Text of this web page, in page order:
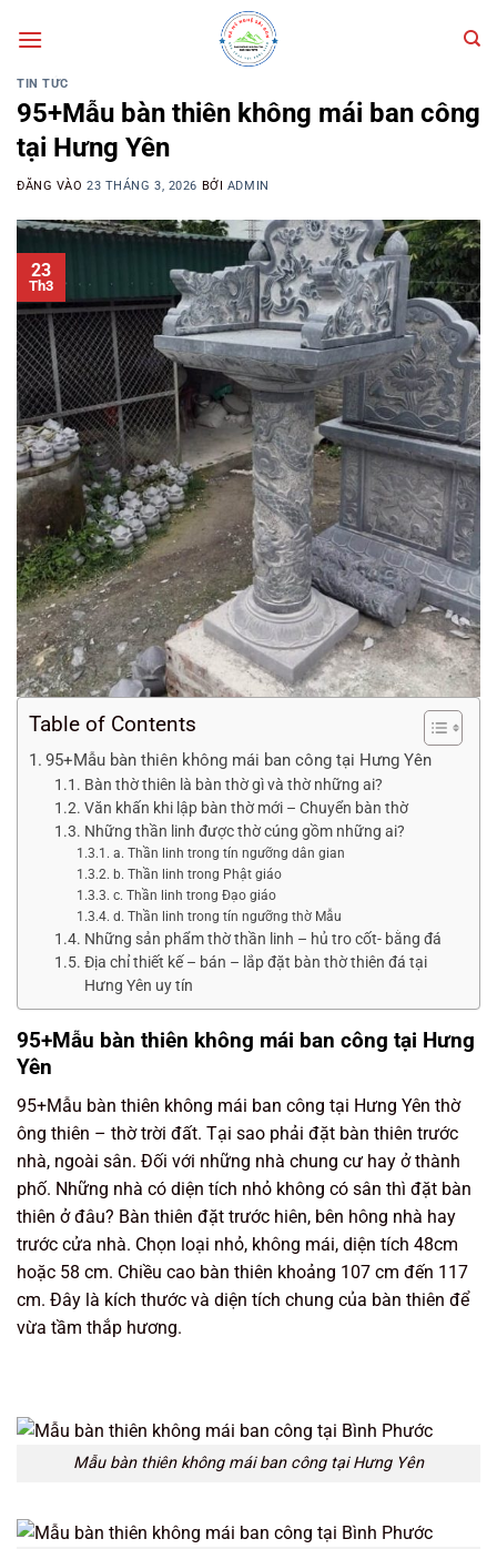
qua
TIN TỨC
95+Mẫu bàn thiên không mái ban công
tại Hưng Yên
ĐĂNG VÀO23 THÁNG 3, 2026 BỞI ADMIN
23
Th3
Table of Contents
95+Mẫu bàn thiên không mái ban công tại Hưng Yên
Bàn thờ thiên là bàn thờ gì và thờ những ai?
Văn khấn khi lập bàn thờ mới – Chuyển bàn thờ
Những thần linh được thờ cúng gồm những ai?
a. Thần linh trong tín ngưỡng dân gian
b. Thần linh trong Phật giáo
c. Thần linh trong Đạo giáo
d. Thần linh trong tín ngưỡng thờ Mẫu
Những sản phẩm thờ thần linh – hủ tro cốt- bằng đá
Địa chỉ thiết kế – bán – lắp đặt bàn thờ thiên đá tại
Hưng Yên uy tín
95+Mẫu bàn thiên không mái ban công tại Hưng
Yên
95+Mẫu bàn thiên không mái ban công tại Hưng Yên thờ
ông thiên – thờ trời đất. Tại sao phải đặt bàn thiên trước
nhà, ngoài sân. Đối với những nhà chung cư hay ở thành
phố. Những nhà có diện tích nhỏ không có sân thì đặt bàn
thiên ở đâu? Bàn thiên đặt trước hiên, bên hông nhà hay
trước cửa nhà. Chọn loại nhỏ, không mái, diện tích 48cm
hoặc 58 cm. Chiều cao bàn thiên khoảng 107 cm đến 117
cm. Đây là kích thước và diện tích chung của bàn thiên để
vừa tầm thắp hương.
Mẫu bàn thiên không mái ban công tại Hưng Yên